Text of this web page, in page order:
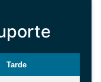
Tarde